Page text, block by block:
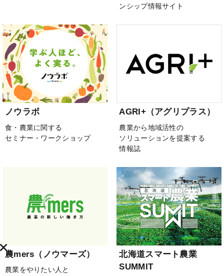
ンシップ情報サイト
ノウラボ
食・農業に関する
セミナー・ワークショップ
AGRI+（アグリプラス）
農業から地域活性の
ソリューションを提案する
情報誌
農mers（ノウマーズ）
農業をやりたい人と
北海道スマート農業
SUMMIT